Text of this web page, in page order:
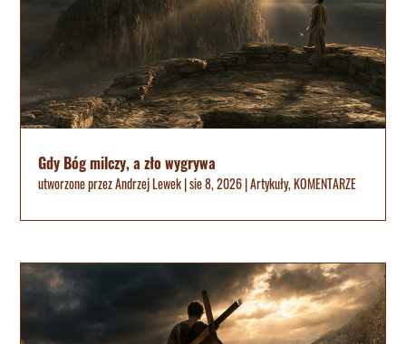
Gdy Bóg milczy, a zło wygrywa
utworzone przezAndrzej Lewek|sie 8, 2026|Artykuły,KOMENTARZE